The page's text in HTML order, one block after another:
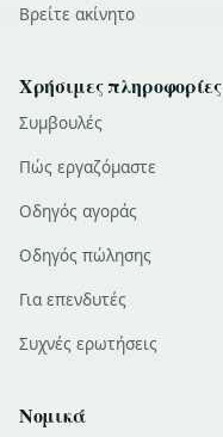
Βρείτε ακίνητο
Χρήσιμες πληροφορίες
Συμβουλές
Πώς εργαζόμαστε
Οδηγός αγοράς
Οδηγός πώλησης
Για επενδυτές
Συχνές ερωτήσεις
Νομικά